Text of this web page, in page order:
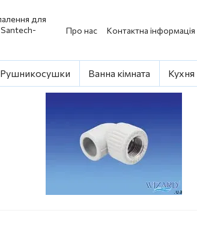
Про нас Контактна інформація
Рушникосушки Ванна кімната Кухня